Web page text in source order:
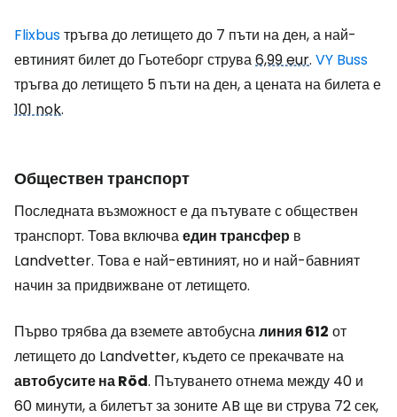
Flixbusтръгва до летището до 7 пъти на ден, а най-
евтиният билет до Гьотеборг струва6,99 eur. VY Buss
тръгва до летището 5 пъти на ден, а цената на билета е
101 nok.
Обществен транспорт
Последната възможност е да пътувате с обществен
транспорт. Това включваедин трансфер в
Landvetter. Това е най-евтиният, но и най-бавният
начин за придвижване от летището.
Първо трябва да вземете автобусналиния 612 от
летището до Landvetter, където се прекачвате на
автобусите на Röd. Пътуването отнема между 40 и
60 минути, а билетът за зоните AB ще ви струва 72 сек,